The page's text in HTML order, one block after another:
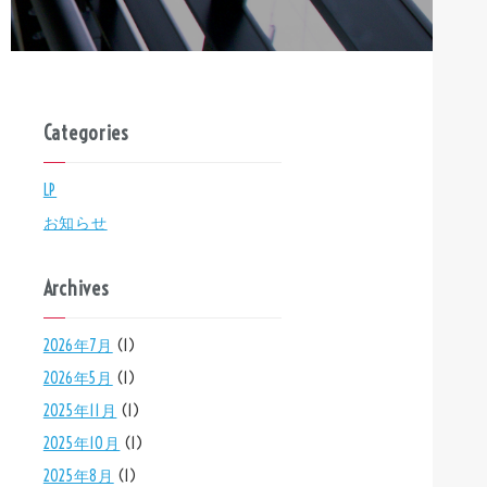
Categories
LP
お知らせ
Archives
2026年7月 (1)
2026年5月 (1)
2025年11月 (1)
2025年10月 (1)
2025年8月 (1)